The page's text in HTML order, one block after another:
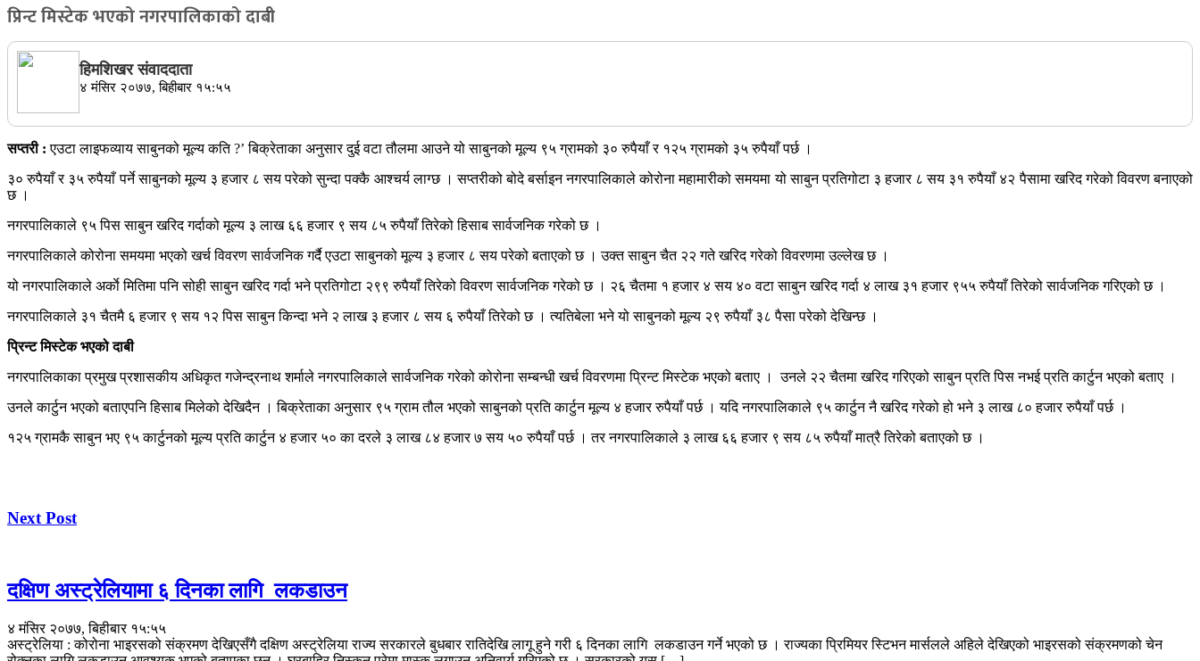
प्रिन्ट मिस्टेक भएको नगरपालिकाको दाबी
हिमशिखर संवाददाता
४ मंसिर २०७७, बिहीबार १५:५५
सप्तरी : एउटा लाइफव्याय साबुनको मूल्य कति ?’ बिक्रेताका अनुसार दुई वटा तौलमा आउने यो साबुनको मूल्य ९५ ग्रामको ३० रुपैयाँ र १२५ ग्रामको ३५ रुपैयाँ पर्छ ।
३० रुपैयाँ र ३५ रुपैयाँ पर्ने साबुनको मूल्य ३ हजार ८ सय परेको सुन्दा पक्कै आश्चर्य लाग्छ । सप्तरीको बोदे बर्साइन नगरपालिकाले कोरोना महामारीको समयमा यो साबुन प्रतिगोटा ३ हजार ८ सय ३१ रुपैयाँ ४२ पैसामा खरिद गरेको विवरण बनाएको
छ ।
नगरपालिकाले ९५ पिस साबुन खरिद गर्दाको मूल्य ३ लाख ६६ हजार ९ सय ८५ रुपैयाँ तिरेको हिसाब सार्वजनिक गरेको छ ।
नगरपालिकाले कोरोना समयमा भएको खर्च विवरण सार्वजनिक गर्दै एउटा साबुनको मूल्य ३ हजार ८ सय परेको बताएको छ । उक्त साबुन चैत २२ गते खरिद गरेको विवरणमा उल्लेख छ ।
यो नगरपालिकाले अर्काे मितिमा पनि सोही साबुन खरिद गर्दा भने प्रतिगोटा २९९ रुपैयाँ तिरेको विवरण सार्वजनिक गरेको छ । २६ चैतमा १ हजार ४ सय ४० वटा साबुन खरिद गर्दा ४ लाख ३१ हजार ९५५ रुपैयाँ तिरेको सार्वजनिक गरिएको छ ।
नगरपालिकाले ३१ चैतमै ६ हजार ९ सय १२ पिस साबुन किन्दा भने २ लाख ३ हजार ८ सय ६ रुपैयाँ तिरेको छ । त्यतिबेला भने यो साबुनको मूल्य २९ रुपैयाँ ३८ पैसा परेको देखिन्छ ।
प्रिन्ट मिस्टेक भएको दाबी
नगरपालिकाका प्रमुख प्रशासकीय अधिकृत गजेन्द्रनाथ शर्माले नगरपालिकाले सार्वजनिक गरेको कोरोना सम्बन्धी खर्च विवरणमा प्रिन्ट मिस्टेक भएको बताए । उनले २२ चैतमा खरिद गरिएको साबुन प्रति पिस नभई प्रति कार्टुन भएको बताए ।
उनले कार्टुन भएको बताएपनि हिसाब मिलेको देखिदैन । बिक्रेताका अनुसार ९५ ग्राम तौल भएको साबुनको प्रति कार्टुन मूल्य ४ हजार रुपैयाँ पर्छ । यदि नगरपालिकाले ९५ कार्टुन नै खरिद गरेको हो भने ३ लाख ८० हजार रुपैयाँ पर्छ ।
१२५ ग्रामकै साबुन भए ९५ कार्टुनको मूल्य प्रति कार्टुन ४ हजार ५० का दरले ३ लाख ८४ हजार ७ सय ५० रुपैयाँ पर्छ । तर नगरपालिकाले ३ लाख ६६ हजार ९ सय ८५ रुपैयाँ मात्रै तिरेको बताएको छ ।
Next Post
दक्षिण अस्ट्रेलियामा ६ दिनका लागि लकडाउन
४ मंसिर २०७७, बिहीबार १५:५५
अस्ट्रेलिया : कोरोना भाइरसको संक्रमण देखिएसँगै दक्षिण अस्ट्रेलिया राज्य सरकारले बुधबार रातिदेखि लागू हुने गरी ६ दिनका लागि लकडाउन गर्ने भएको छ । राज्यका प्रिमियर स्टिभन मार्सलले अहिले देखिएको भाइरसको संक्रमणको चेन